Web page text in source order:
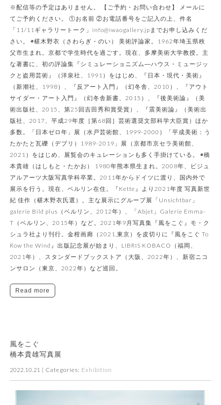
※配信等の予定はありません。 【ご予約・お問い合わせ】 メールに
てご予約ください。 ①お名前 ②お電話番号をご記入の上、件名
「11/11ギャラリートーク」info@iwaogallery.jpまでお申し込みくだ
さい。 ◉椹木野衣（さわらぎ・のい） 美術評論家。1962年埼玉県秩
父市生まれ。京都で学生時代を過ごす。現在、多摩美術大学教授。主
な著書に、初の評論集『シミュレーショニズム―ハウス・ミュージッ
クと盗用芸術』（洋泉社、1991）をはじめ、『日本・現代・美術』
（新潮社、1998）、『反アート入門』（幻冬舎、2010）、『アウト
サイダー・アート入門』（幻冬舎新書、2015）、『後美術論』（美
術出版社、2015、第25回吉田秀和賞受賞）、『震美術論』（美術出
版社、2017、平成29年度［第68回］芸術選奨文部科学大臣賞）ほか
多数。「日本ゼロ年」展（水戸芸術館、1999-2000）「平成美術：う
たかたと瓦礫（デブリ）1989-2019」展（京都市京セラ美術館、
2021）をはじめ、展覧会のキュレーションも多く手掛けている。 ◉橋
本貴雄（はしもと・たかお） 1980年熊本県生まれ。2008年、ビジュ
アルアーツ大阪写真学科卒業。2011年からドイツに渡り、国内外で
展示を行う。現在、ベルリン在住。『Kette』より2021年度 写真新世
紀 佳作（椹木野衣氏選）。主な展示にグループ展「Unsichtbar」
galerie Bild plus（ベルリン、2012年）、「Abjet」Galerie Emma-
T（ベルリン、2015年）など。2021年9月写真集『風をこぐ』モ・ク
シュラ社より刊行。金柑画廊（2021,東京）を皮切りに『風をこぐ To
Row the Wind』出版記念展が始まり、LIBRIS KOBACO（福岡、
2021年）、スタンダードブックストア（大阪、2022年）、新宿ニコ
ンサロン（東京、2022年）など巡回。
Read more
風をこぐ
橋本貴雄写真展
2022.10.21 | Categories: Exhibition